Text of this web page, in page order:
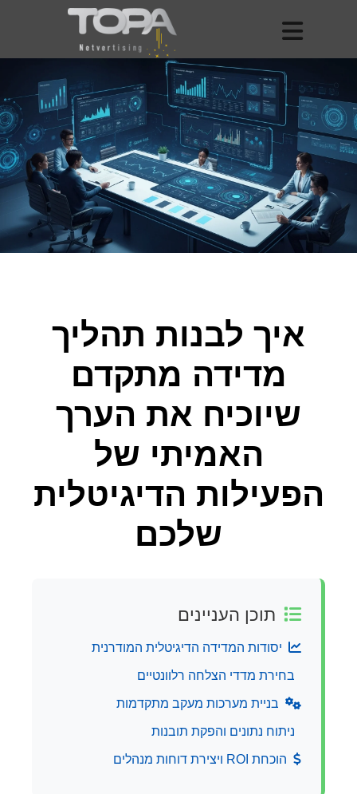
איך לבנות תהליך
מדידה מתקדם
שיוכיח את הערך
האמיתי של
הפעילות הדיגיטלית
שלכם
תוכן העניינים
יסודות המדידה הדיגיטלית המודרנית
בחירת מדדי הצלחה רלוונטיים
בניית מערכות מעקב מתקדמות
ניתוח נתונים והפקת תובנות
הוכחת ROI ויצירת דוחות מנהלים